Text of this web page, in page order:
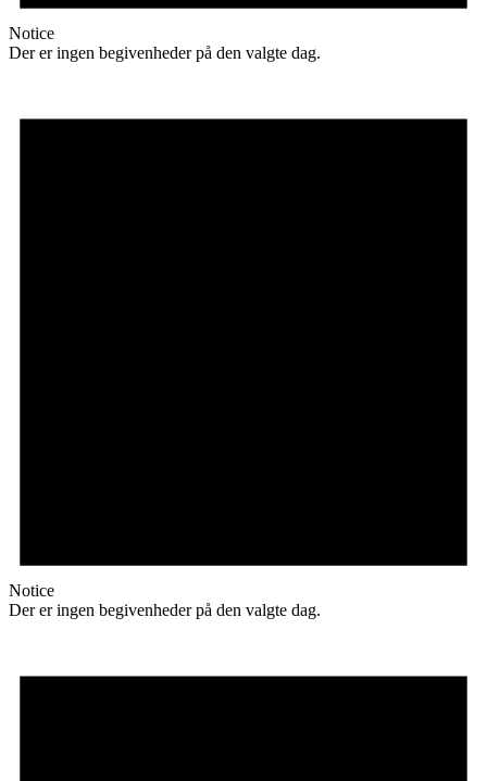
Notice
Der er ingen begivenheder på den valgte dag.
Notice
Der er ingen begivenheder på den valgte dag.